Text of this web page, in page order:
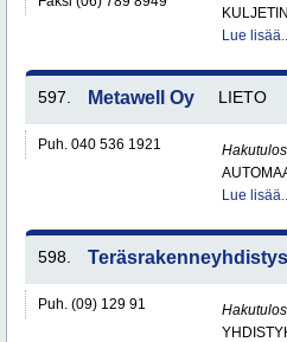
Lue lisää..
597. Metawell Oy LIETO
Puh. 040 536 1921
Lue lisää..
598.
Puh. (09) 129 91